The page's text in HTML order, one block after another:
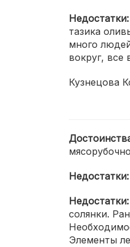
Недостатки:
тазика
много
вокруг, все
Кузнецова
Недостатки:
Недостатки:
солянки.
Элементы